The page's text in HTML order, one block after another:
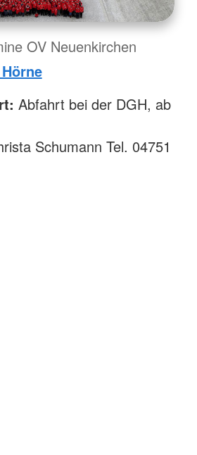
OV Neuenkirchen
Abfahrt bei der DGH, ab
Schumann Tel. 04751